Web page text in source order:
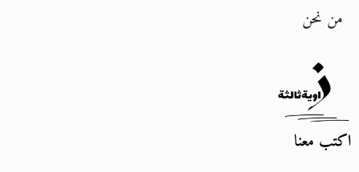
من نحن
اكتب معنا